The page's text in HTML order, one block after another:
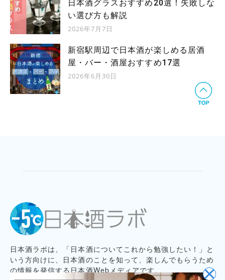
日本酒グラスおすすめ20選！失敗しな
い選び方も解説
2026年7月7日
新宿駅周辺で日本酒が楽しめる居酒
屋・バー・酒屋おすすめ17選
2026年6月30日
日本酒ラボは、「日本酒についてこれから勉強したい！」と
いう方向けに、日本酒のことを知って、楽しんでもらうため
の情報を発信する日本酒Webメディアです。